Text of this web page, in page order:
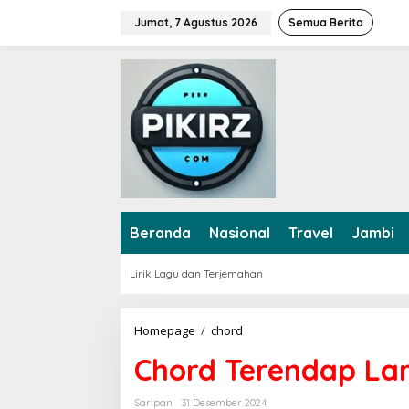
w
Jumat, 7 Agustus 2026 Semua Berita
Beranda Nasional Travel Jambi
Lirik Lagu dan Terjemahan
Homepage / chord
o
r
d
Chord Terendap
Saripan
31 Desember 2024